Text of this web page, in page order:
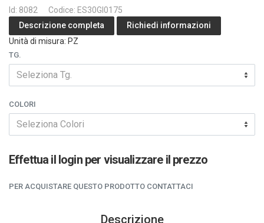
Id: 8082
Codice: ES30GI0175
Descrizione completa
Richiedi informazioni
Unità di misura: PZ
TG.
Seleziona Tg.
COLORI
Seleziona Colori
Effettua il login per visualizzare il prezzo
PER ACQUISTARE QUESTO PRODOTTO CONTATTACI
Descrizione